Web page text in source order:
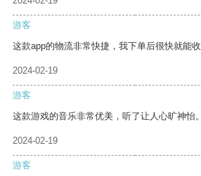
游客
这款app的物流非常快捷，我下单后很快就能收
2024-02-19
游客
这款游戏的音乐非常优美，听了让人心旷神怡。
2024-02-19
游客